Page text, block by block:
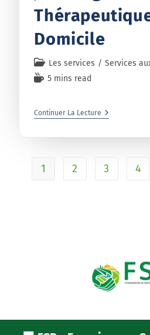
Domicile
Les services / Services
5 mins read
Continuer La Lecture
1 2 3 4